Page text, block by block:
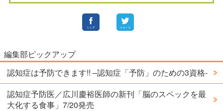
編集部ピックアップ
認知症は予防できます!! –認知症「予防」のための3資格-
認知症予防医／広川慶裕医師の新刊「脳のスペックを最
大化する食事」7/20発売